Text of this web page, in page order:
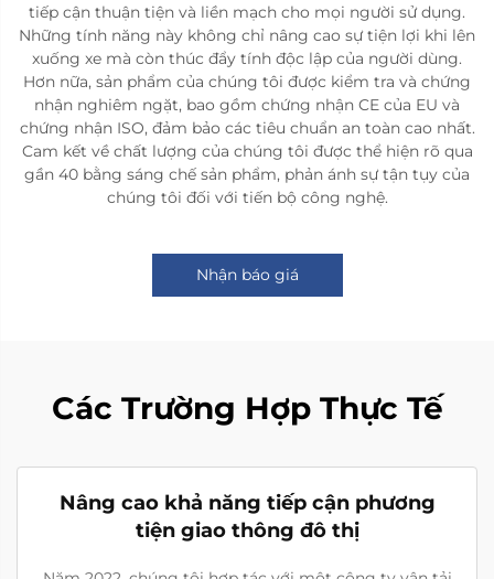
tiếp cận thuận tiện và liền mạch cho mọi người sử dụng.
Những tính năng này không chỉ nâng cao sự tiện lợi khi lên
xuống xe mà còn thúc đẩy tính độc lập của người dùng.
Hơn nữa, sản phẩm của chúng tôi được kiểm tra và chứng
nhận nghiêm ngặt, bao gồm chứng nhận CE của EU và
chứng nhận ISO, đảm bảo các tiêu chuẩn an toàn cao nhất.
Cam kết về chất lượng của chúng tôi được thể hiện rõ qua
gần 40 bằng sáng chế sản phẩm, phản ánh sự tận tụy của
chúng tôi đối với tiến bộ công nghệ.
Nhận báo giá
Các Trường Hợp Thực Tế
Nâng cao khả năng tiếp cận phương
tiện giao thông đô thị